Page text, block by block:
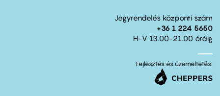
Jegyrendelés központi szám
+36 1 224 5650
H-V 13.00-21.00 óráig
Fejlesztés és üzemeltetés: